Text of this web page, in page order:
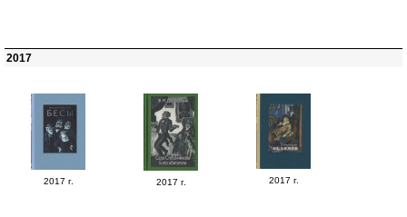
2017
2017 г. 2017 г. 2017 г.